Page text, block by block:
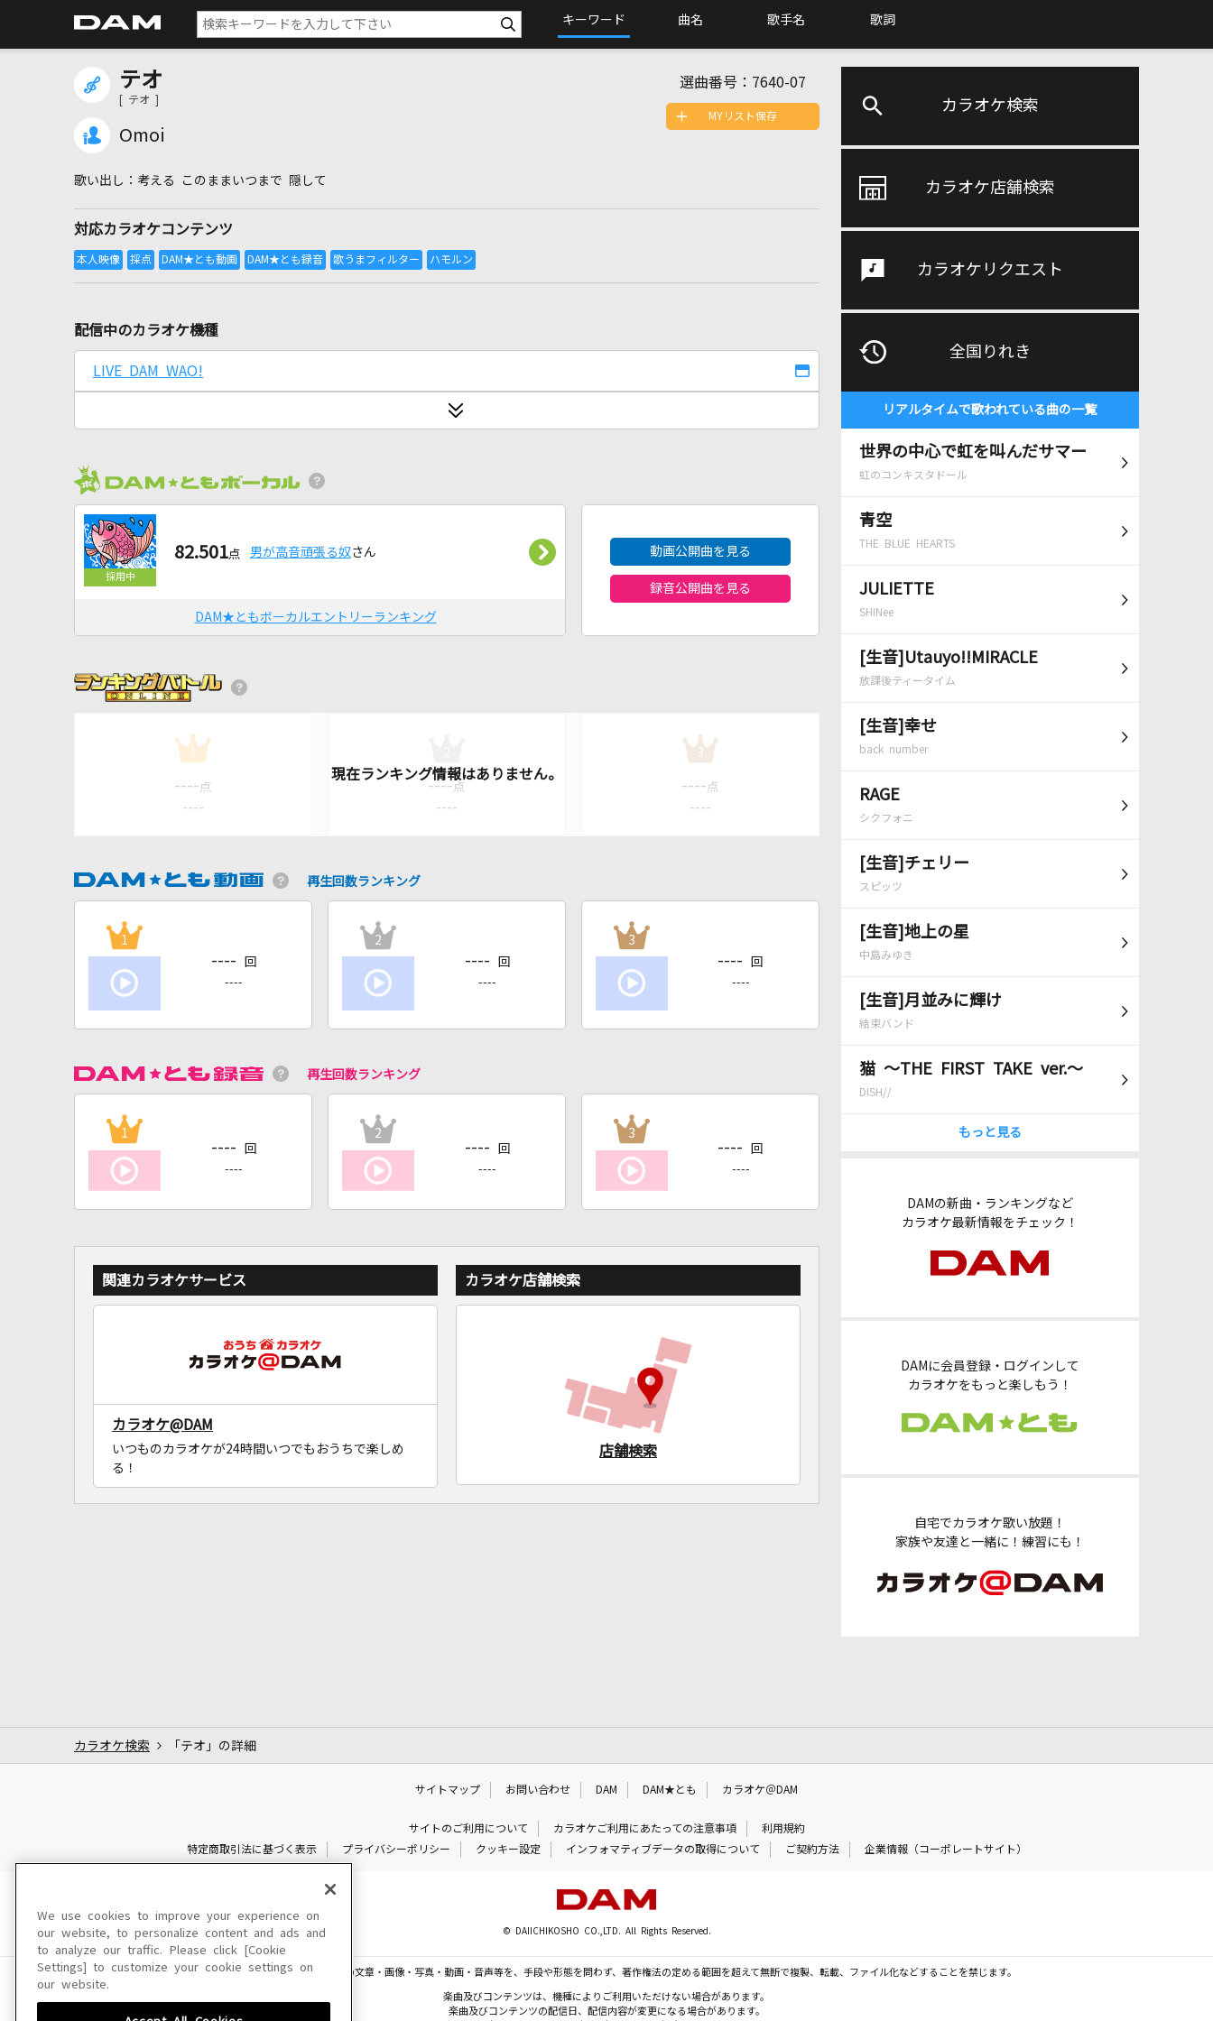
キーワード 曲名 歌手名 歌詞
カラオケ検索
カラオケ店舗検索
カラオケリクエスト
全国りれき
リアルタイムで歌われている曲の一覧
世界の中心で虹を叫んだサマー
虹のコンキスタドール
青空
THE BLUE HEARTS
JULIETTE
SHINee
[生音]Utauyo!!MIRACLE
放課後ティータイム
[生音]幸せ
back number
RAGE
シクフォニ
[生音]チェリー
スピッツ
[生音]地上の星
中島みゆき
[生音]月並みに輝け
結束バンド
猫 ～THE FIRST TAKE ver.～
DISH//
もっと見る
DAMの新曲・ランキングなど
カラオケ最新情報をチェック！
DAMに会員登録・ログインして
カラオケをもっと楽しもう！
自宅でカラオケ歌い放題！
家族や友達と一緒に！練習にも！
テオ
[ テオ ]
Omoi
選曲番号： 7640-07
考える このままいつまで 隠して
対応カラオケコンテンツ
MYリスト保存
配信中のカラオケ機種
LIVE DAM WAO!
82.501点 男が高音頑張る奴さん
DAM★ともボーカルエントリーランキング
動画公開曲を見る
録音公開曲を見る
1
---- 点
----
---- 点
----
3
---- 点
----
再生回数ランキング
1
---- 回
----
2
---- 回
----
3
---- 回
----
再生回数ランキング
1
---- 回
----
2
---- 回
----
3
---- 回
----
関連カラオケサービス
カラオケ@DAM
いつものカラオケが24時間いつでもおうちで楽しめ
る！
カラオケ店舗検索
店舗検索
カラオケ検索 「テオ」の詳細
サイトマップ お問い合わせ DAM DAM★とも カラオケ＠DAM
サイトのご利用について カラオケご利用にあたっての注意事項
利用規約
特定商取引法に基づく表示
プライバシーポリシー クッキー設定 インフォマティブデータの取得について ご契約方法 企業情報（コーポレートサイト）
© DAIICHIKOSHO CO.,LTD. All Rights Reserved.
このサイトに掲載されている一切の文章・画像・写真・動画・音声等を、手段や形態を問わず、著作権法の定める範囲を超えて無断で複製、転載、ファイル化などすることを禁じます。
楽曲及びコンテンツは、機種によりご利用いただけない場合があります。
楽曲及びコンテンツの配信日、配信内容が変更になる場合があります。
We use cookies to improve your experience on
our website, to personalize content and ads and
to analyze our traffic. Please click [Cookie
Settings] to customize your cookie settings on
our website.